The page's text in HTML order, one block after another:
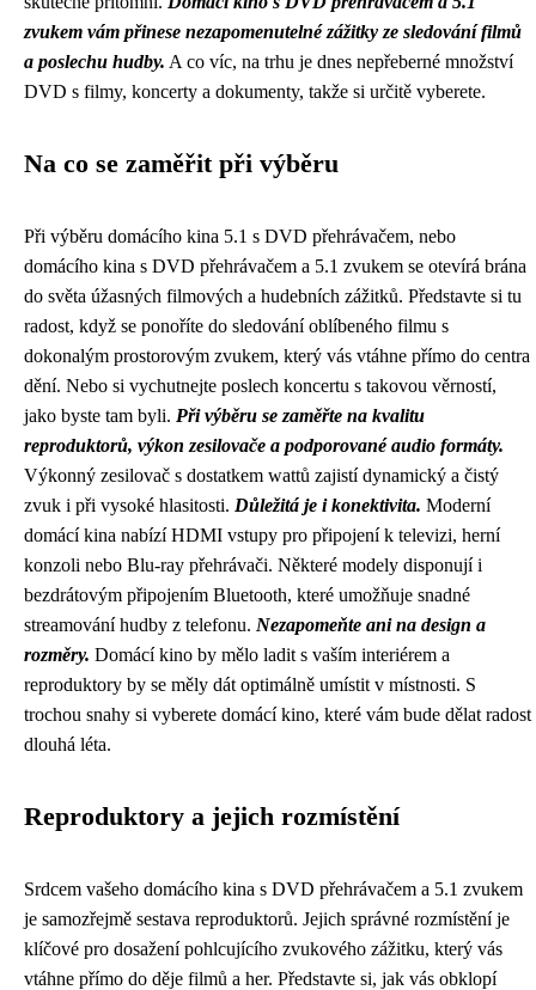
zvukem vám přinese nezapomenutelné zážitky ze sledování filmů
a poslechu hudby. A co víc, na trhu je dnes nepřeberné množství
DVD s filmy, koncerty a dokumenty, takže si určitě vyberete.
Na co se zaměřit při výběru
Při výběru domácího kina 5.1 s DVD přehrávačem, nebo
domácího kina s DVD přehrávačem a 5.1 zvukem se otevírá brána
do světa úžasných filmových a hudebních zážitků. Představte si tu
radost, když se ponoříte do sledování oblíbeného filmu s
dokonalým prostorovým zvukem, který vás vtáhne přímo do centra
dění. Nebo si vychutnejte poslech koncertu s takovou věrností,
jako byste tam byli. Při výběru se zaměřte na kvalitu
reproduktorů, výkon zesilovače a podporované audio formáty.
Výkonný zesilovač s dostatkem wattů zajistí dynamický a čistý
zvuk i při vysoké hlasitosti. Důležitá je i konektivita. Moderní
domácí kina nabízí HDMI vstupy pro připojení k televizi, herní
konzoli nebo Blu-ray přehrávači. Některé modely disponují i
bezdrátovým připojením Bluetooth, které umožňuje snadné
streamování hudby z telefonu. Nezapomeňte ani na design a
rozměry. Domácí kino by mělo ladit s vaším interiérem a
reproduktory by se měly dát optimálně umístit v místnosti. S
trochou snahy si vyberete domácí kino, které vám bude dělat radost
dlouhá léta.
Reproduktory a jejich rozmístění
Srdcem vašeho domácího kina s DVD přehrávačem a 5.1 zvukem
je samozřejmě sestava reproduktorů. Jejich správné rozmístění je
klíčové pro dosažení pohlcujícího zvukového zážitku, který vás
vtáhne přímo do děje filmů a her. Představte si, jak vás obklopí